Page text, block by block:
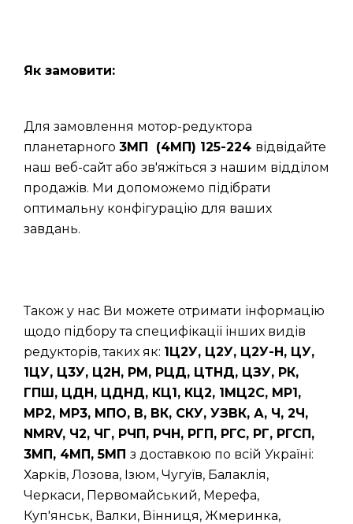
Як замовити:
Для замовлення мотор-редуктора
планетарного 3МП (4МП) 125-224 відвідайте
наш веб-сайт або зв'яжіться з нашим відділом
продажів. Ми допоможемо підібрати
оптимальну конфігурацію для ваших
завдань.
Також у нас Ви можете отримати інформацію
щодо підбору та специфікації інших видів
редукторів, таких як: 1Ц2У, Ц2У, Ц2У-Н, ЦУ,
1ЦУ, Ц3У, Ц2Н, РМ, РЦД, ЦТНД, ЦЗУ, РК,
ГПШ, ЦДН, ЦДНД, КЦ1, КЦ2, 1МЦ2С, МР1,
МР2, МР3, МПО, В, ВК, СКУ, УЗВК, А, Ч, 2Ч,
NMRV, Ч2, ЧГ, РЧП, РЧН, РГП, РГС, РГ, РГСП,
3МП, 4МП, 5МП з доставкою по всій Україні:
Харків, Лозова, Ізюм, Чугуїв, Балаклія,
Черкаси, Первомайський, Мерефа,
Куп'янськ, Валки, Вінниця, Жмеринка,